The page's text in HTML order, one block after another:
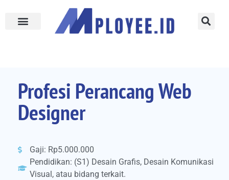
Profesi Perancang Web
Designer
Gaji: Rp5.000.000
Pendidikan: (S1) Desain Grafis, Desain Komunikasi
Visual, atau bidang terkait.